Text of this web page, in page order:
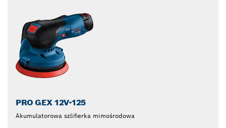
PRO GEX 12V-125
Akumulatorowa szlifierka mimośrodowa